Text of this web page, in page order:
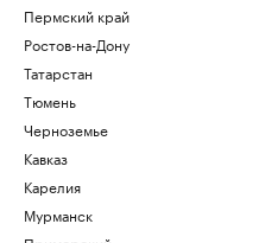
Пермский край
Ростов-на-Дону
Татарстан
Тюмень
Черноземье
Кавказ
Карелия
Мурманск